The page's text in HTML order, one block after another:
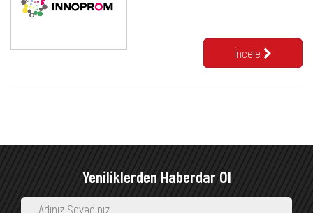
İncele
Yeniliklerden Haberdar Ol